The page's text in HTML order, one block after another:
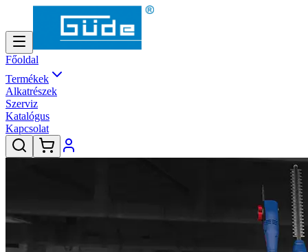
Főoldal
Termékek
Alkatrészek
Szerviz
Katalógus
Kapcsolat